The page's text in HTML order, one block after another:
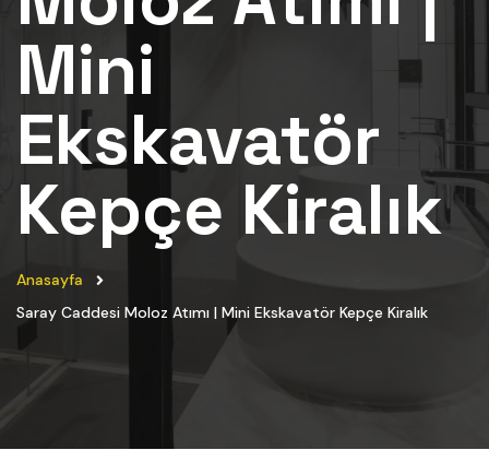
Mini
Ekskavatör
Kepçe Kiralık
Anasayfa
Saray Caddesi Moloz Atımı | Mini Ekskavatör Kepçe Kiralık